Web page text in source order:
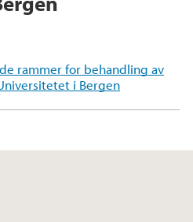
rammer for behandling av
i Bergen